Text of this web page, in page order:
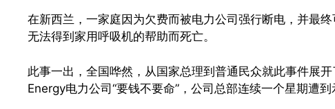
在新西兰，一家庭因为欠费而被电力公司强行断电，并最
无法得到家用呼吸机的帮助而死亡。
此事一出，全国哗然，从国家总理到普通民众就此事件展
Energy电力公司“要钱不要命”，公司总部连续一个星期遭到